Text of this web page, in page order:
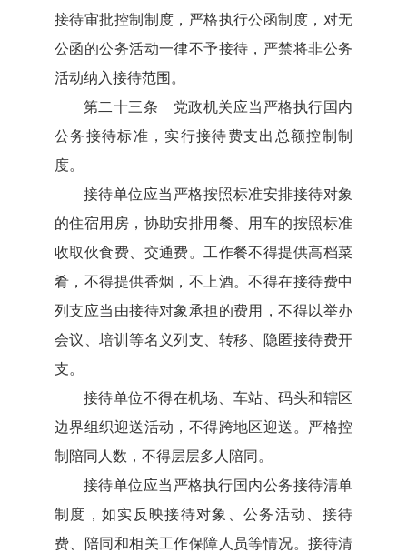
接待审批控制制度，严格执行公函制度，对无
公函的公务活动一律不予接待，严禁将非公务
活动纳入接待范围。
第二十三条 党政机关应当严格执行国内
公务接待标准，实行接待费支出总额控制制
度。
接待单位应当严格按照标准安排接待对象
的住宿用房，协助安排用餐、用车的按照标准
收取伙食费、交通费。工作餐不得提供高档菜
肴，不得提供香烟，不上酒。不得在接待费中
列支应当由接待对象承担的费用，不得以举办
会议、培训等名义列支、转移、隐匿接待费开
支。
接待单位不得在机场、车站、码头和辖区
边界组织迎送活动，不得跨地区迎送。严格控
制陪同人数，不得层层多人陪同。
接待单位应当严格执行国内公务接待清单
制度，如实反映接待对象、公务活动、接待
费、陪同和相关工作保障人员等情况。接待清